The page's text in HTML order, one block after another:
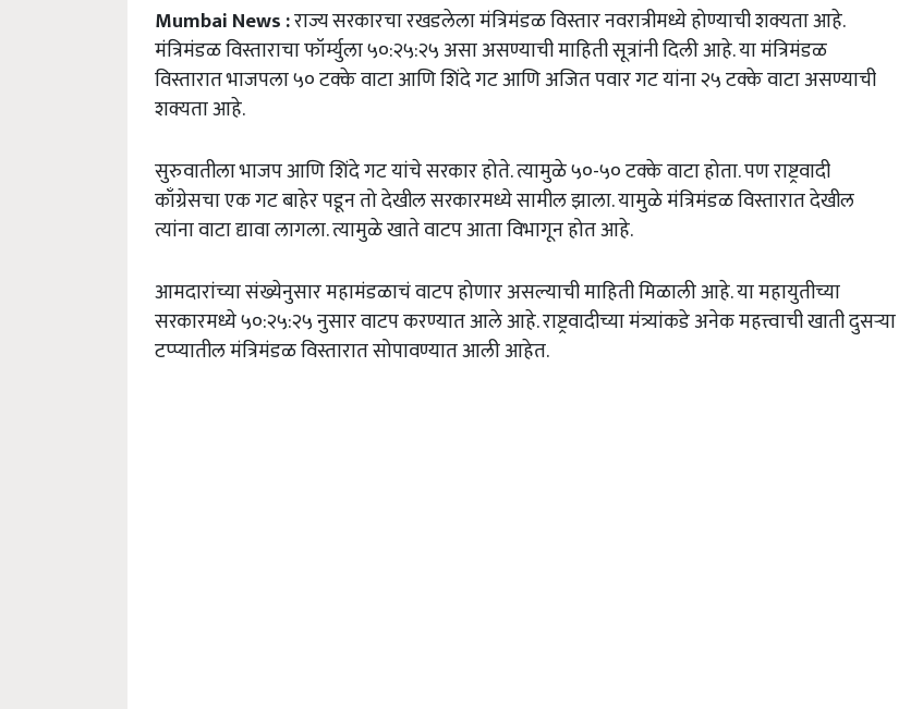
Mumbai News :राज्य सरकारचा रखडलेला मंत्रिमंडळ विस्तार नवरात्रीमध्ये होण्याची शक्यता आहे.
मंत्रिमंडळ विस्ताराचा फॉर्म्युला ५०:२५:२५ असा असण्याची माहिती सूत्रांनी दिली आहे. या मंत्रिमंडळ
विस्तारात भाजपला ५० टक्के वाटा आणि शिंदे गट आणि अजित पवार गट यांना २५ टक्के वाटा असण्याची
शक्यता आहे.
सुरुवातीला भाजप आणि शिंदे गट यांचे सरकार होते. त्यामुळे ५०-५० टक्के वाटा होता. पण राष्ट्रवादी
काँग्रेसचा एक गट बाहेर पडून तो देखील सरकारमध्ये सामील झाला. यामुळे मंत्रिमंडळ विस्तारात देखील
त्यांना वाटा द्यावा लागला. त्यामुळे खाते वाटप आता विभागून होत आहे.
आमदारांच्या संख्येनुसार महामंडळाचं वाटप होणार असल्याची माहिती मिळाली आहे. या महायुतीच्या
सरकारमध्ये ५०:२५:२५ नुसार वाटप करण्यात आले आहे. राष्ट्रवादीच्या मंत्र्यांकडे अनेक महत्त्वाची खाती दुसऱ्या
टप्प्यातील मंत्रिमंडळ विस्तारात सोपावण्यात आली आहेत.